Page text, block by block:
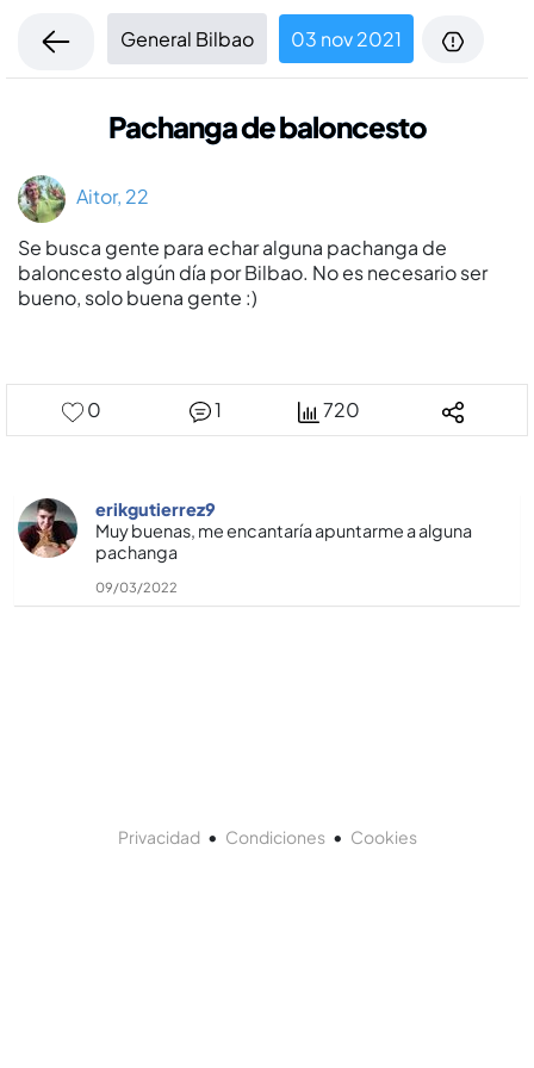
General Bilbao 03 nov 2021
Pachanga de baloncesto
Aitor, 22
Se busca gente para echar alguna pachanga de
baloncesto algún dí­a por Bilbao. No es necesario ser
bueno, solo buena gente :)
0 1 720
erikgutierrez9
Muy buenas, me encantarí­a apuntarme a alguna
pachanga
09/03/2022
Privacidad• Condiciones• Cookies